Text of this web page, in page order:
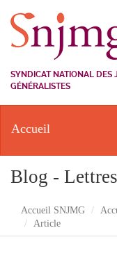
SYNDICAT NATIONAL DES
GÉNÉRALISTES
Accueil
Blog -
Accueil SNJMG
Article